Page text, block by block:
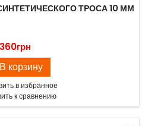
ТРОСА 10 ММ
360грн
В корзину
в избранное
к сравнению